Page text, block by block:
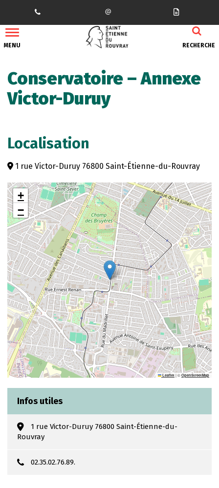
MENU RECHERCHE
Conservatoire – Annexe
Victor-Duruy
Localisation
1 rue Victor-Duruy 76800 Saint-Étienne-du-Rouvray
+
−
Leaflet |© OpenStreetMap
Infos utiles
1 rue Victor-Duruy 76800 Saint-Étienne-du-
Rouvray
02.35.02.76.89.